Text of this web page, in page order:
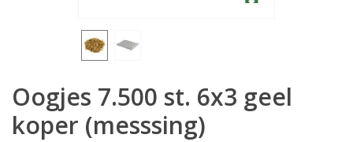
Oogjes 7.500 st. 6x3 geel
koper (messsing)